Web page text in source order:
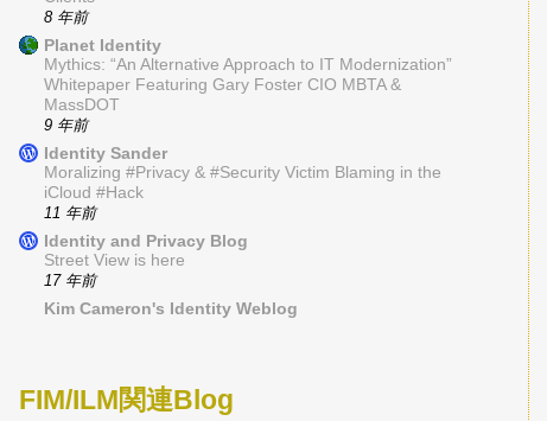
8 年前
Planet Identity
Mythics: “An Alternative Approach to IT Modernization”
Whitepaper Featuring Gary Foster CIO MBTA &
MassDOT
9 年前
Identity Sander
Moralizing #Privacy & #Security Victim Blaming in the
iCloud #Hack
11 年前
Identity and Privacy Blog
Street View is here
17 年前
Kim Cameron's Identity Weblog
FIM/ILM関連Blog